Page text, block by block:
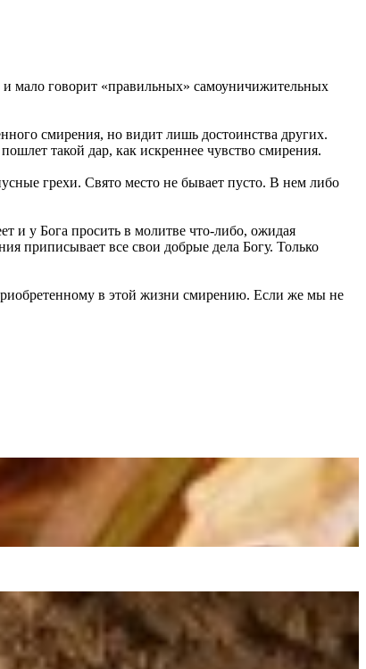
мало говорит «правильных» самоуничижительных
смирения, но видит лишь достоинства других.
такой дар, как искреннее чувство смирения.
грехи. Свято место не бывает пусто. В нем либо
и у Бога просить в молитве что-либо, ожидая
приписывает все свои добрые дела Богу. Только
в этой жизни смирению. Если же мы не